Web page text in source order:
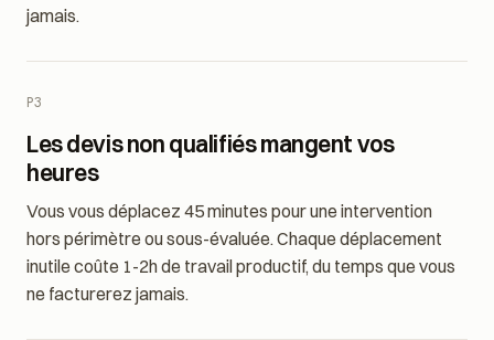
regarde. Vous ne pouvez pas décrocher. Ce prospect
Les devis non qualifiés mangent vos
heures
Vous vous déplacez 45 minutes pour une intervention
hors périmètre ou sous-évaluée. Chaque déplacement